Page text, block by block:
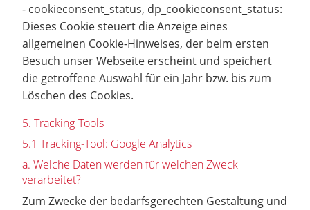
- cookieconsent_status, dp_cookieconsent_status:
Dieses Cookie steuert die Anzeige eines
allgemeinen Cookie-Hinweises, der beim ersten
Besuch unser Webseite erscheint und speichert
die getroffene Auswahl für ein Jahr bzw. bis zum
Löschen des Cookies.
5. Tracking-Tools
5.1 Tracking-Tool: Google Analytics
a. Welche Daten werden für welchen Zweck
verarbeitet?
Zum Zwecke der bedarfsgerechten Gestaltung und